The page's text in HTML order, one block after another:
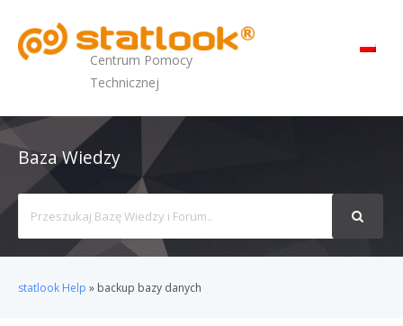
Centrum Pomocy
Technicznej
Baza Wiedzy
For
statlook Help » backup bazy danych